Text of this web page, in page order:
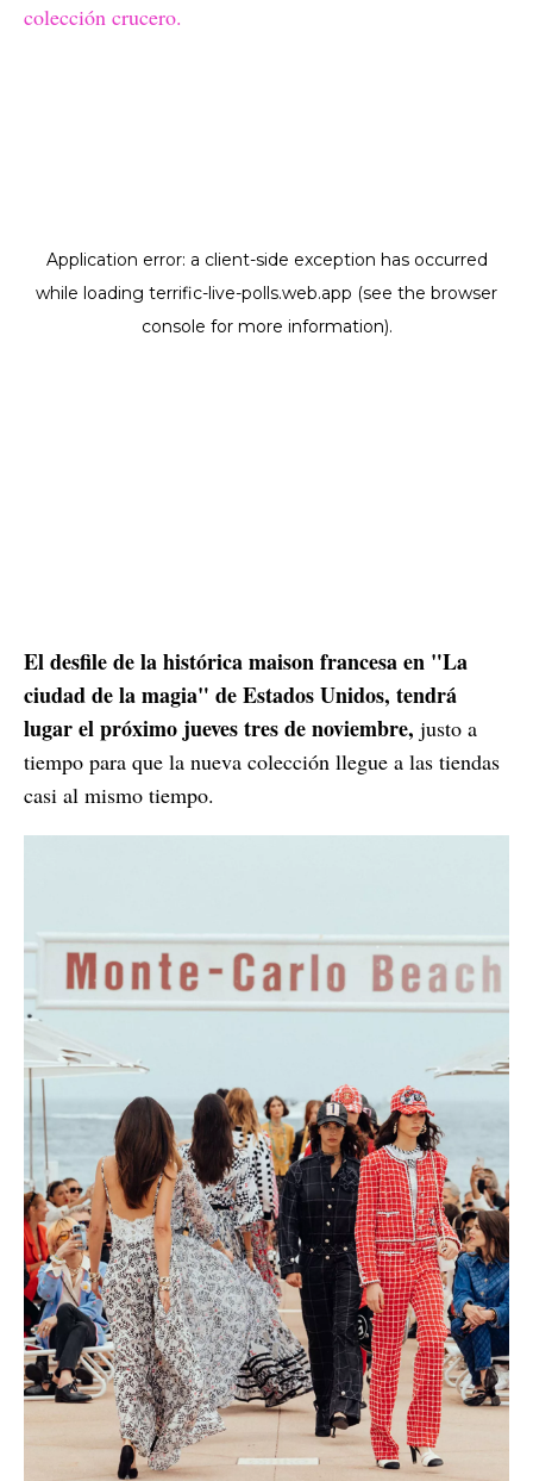
colección crucero.
El desfile de la histórica maison francesa en "La
ciudad de la magia" de Estados Unidos, tendrá
lugar el próximo jueves tres de noviembre, justo a
tiempo para que la nueva colección llegue a las tiendas
casi al mismo tiempo.